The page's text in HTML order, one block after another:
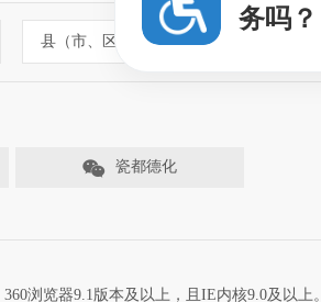
县（市、区）政府网站
瓷都德化
浏览器9.1版本及以上，且IE内核9.0及以上。
务吗？